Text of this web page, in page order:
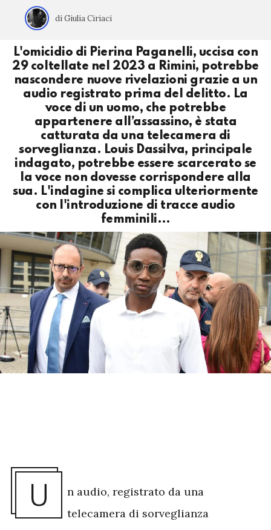
di Giulia Ciriaci
L'omicidio di Pierina Paganelli, uccisa con
29 coltellate nel 2023 a Rimini, potrebbe
nascondere nuove rivelazioni grazie a un
audio registrato prima del delitto. La
voce di un uomo, che potrebbe
appartenere all’assassino, è stata
catturata da una telecamera di
sorveglianza. Louis Dassilva, principale
indagato, potrebbe essere scarcerato se
la voce non dovesse corrispondere alla
sua. L'indagine si complica ulteriormente
con l'introduzione di tracce audio
femminili…
U
n audio, registrato da una
telecamera di sorveglianza